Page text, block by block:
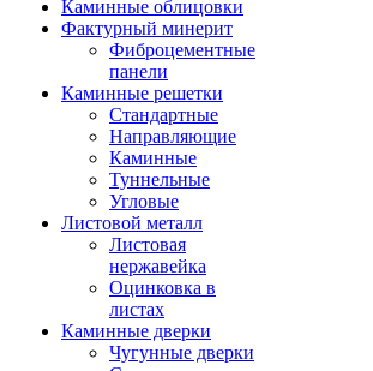
Каминные облицовки
Фактурный минерит
Фиброцементные
панели
Каминные решетки
Стандартные
Направляющие
Каминные
Туннельные
Угловые
Листовой металл
Листовая
нержавейка
Оцинковка в
листах
Каминные дверки
Чугунные дверки